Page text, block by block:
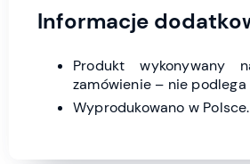
Informacje
Produkt wykonywany
zamówienie – nie
Wyprodukowano w Polsce.